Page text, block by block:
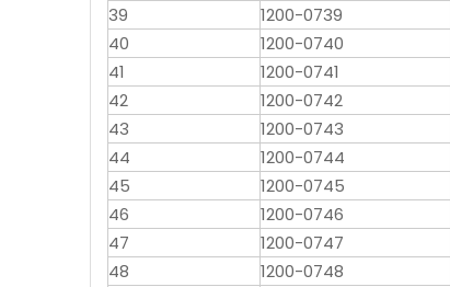
39
1200-0739
40
1200-0740
41
1200-0741
42
1200-0742
43
1200-0743
44
1200-0744
45
1200-0745
46
1200-0746
47
1200-0747
48
1200-0748